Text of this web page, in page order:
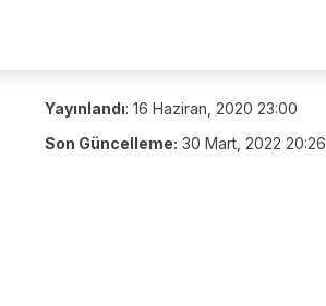
Yayınlandı: 16 Haziran, 2020 23:00
Son Güncelleme: 30 Mart, 2022 20:26